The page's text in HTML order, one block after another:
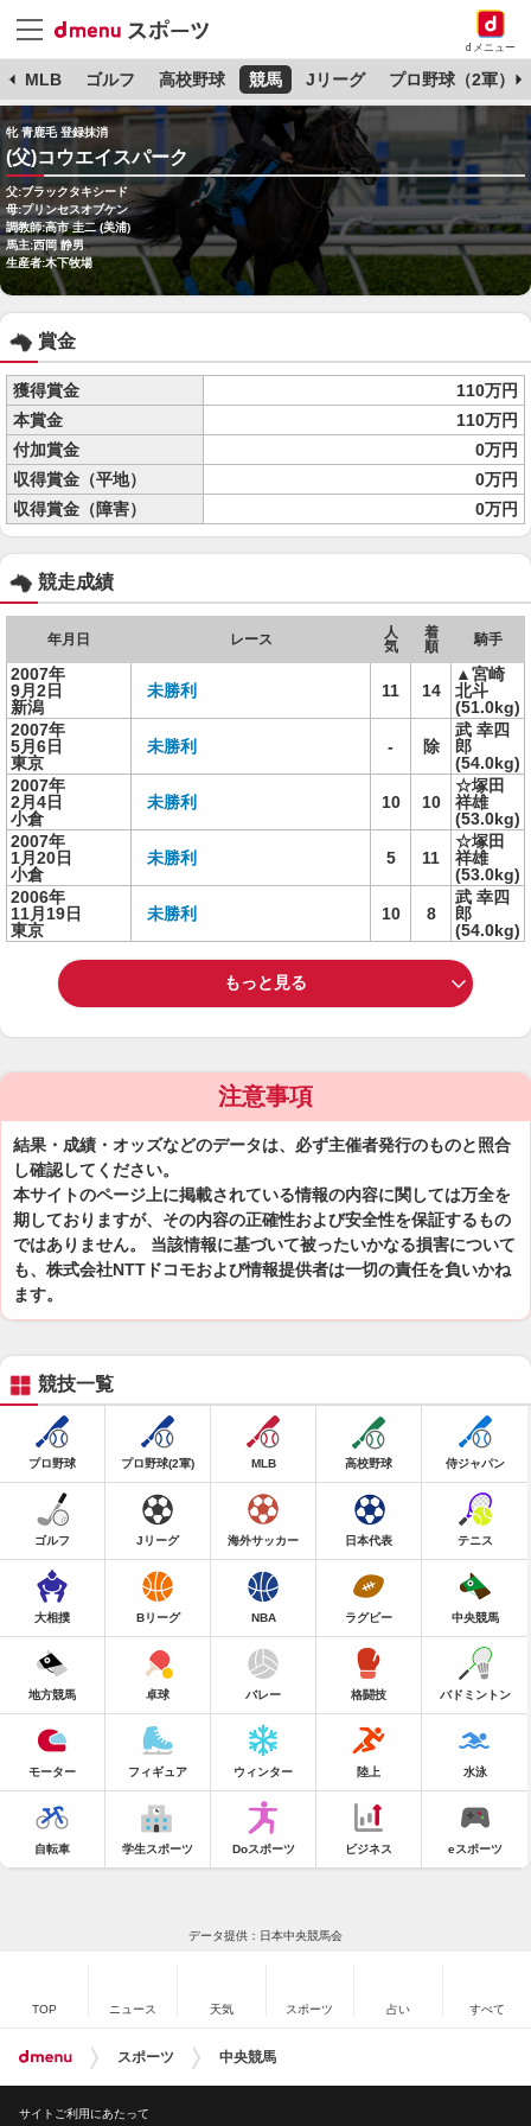
dメニュー
MLB ゴルフ 高校野球 競馬 Jリーグ プロ野球（2軍）
牝 青鹿毛 登録抹消
(父)コウエイスパーク
父:ブラックタキシード
母:プリンセスオブケン
調教師:高市 圭二 (美浦)
馬主:西岡 静男
生産者:木下牧場
賞金
獲得賞金
110万円
本賞金
110万円
付加賞金
0万円
収得賞金（平地）
0万円
収得賞金（障害）
0万円
競走成績
年月日 レース
人
気
着
順
騎手
2007年
9月2日
新潟
未勝利 11 14
▲宮崎
北斗
(51.0kg)
2007年
5月6日
東京
未勝利 - 除
武 幸四
郎
(54.0kg)
2007年
2月4日
小倉
未勝利 10 10
☆塚田
祥雄
(53.0kg)
2007年
1月20日
小倉
未勝利 5 11
☆塚田
祥雄
(53.0kg)
2006年
11月19日
東京
未勝利 10 8
武 幸四
郎
(54.0kg)
もっと見る
注意事項
結果・成績・オッズなどのデータは、必ず主催者発行のものと照合
し確認してください。
本サイトのページ上に掲載されている情報の内容に関しては万全を
期しておりますが、その内容の正確性および安全性を保証するもの
ではありません。 当該情報に基づいて被ったいかなる損害について
も、株式会社NTTドコモおよび情報提供者は一切の責任を負いかね
ます。
競技一覧
プロ野球 プロ野球(2軍) MLB 高校野球 侍ジャパン
ゴルフ Jリーグ 海外サッカー 日本代表 テニス
大相撲 Bリーグ NBA ラグビー 中央競馬
地方競馬 卓球 バレー 格闘技 バドミントン
モーター フィギュア ウィンター 陸上 水泳
自転車 学生スポーツ Doスポーツ ビジネス eスポーツ
データ提供：日本中央競馬会
TOP ニュース 天気 スポーツ 占い すべて
スポーツ 中央競馬
サイトご利用にあたって